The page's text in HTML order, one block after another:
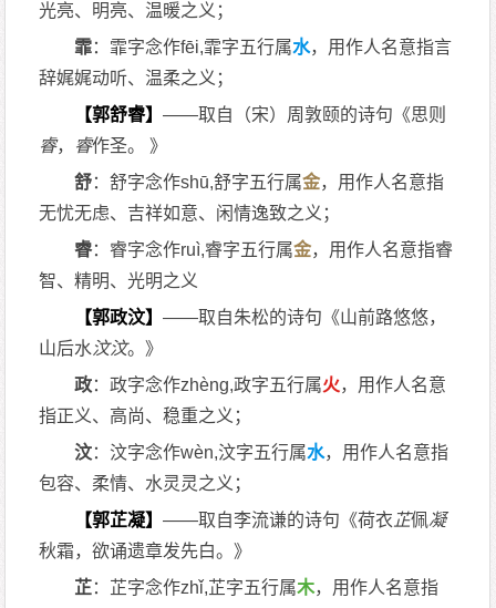
光亮、明亮、温暖之义；
霏：霏字念作fēi,霏字五行属水，用作人名意指言
辞娓娓动听、温柔之义；
【郭舒睿】——取自（宋）周敦颐的诗句《思则
睿， 睿作圣。 》
舒：舒字念作shū,舒字五行属金，用作人名意指
无忧无虑、吉祥如意、闲情逸致之义；
睿：睿字念作ruì,睿字五行属金，用作人名意指睿
智、精明、光明之义
【郭政汶】——取自朱松的诗句《山前路悠悠，
山后水汶汶。》
政：政字念作zhèng,政字五行属火，用作人名意
指正义、高尚、稳重之义；
汶：汶字念作wèn,汶字五行属水，用作人名意指
包容、柔情、水灵灵之义；
【郭芷凝】——取自李流谦的诗句《荷衣 芷佩凝
秋霜，欲诵遗章发先白。》
芷：芷字念作zhǐ,芷字五行属木，用作人名意指